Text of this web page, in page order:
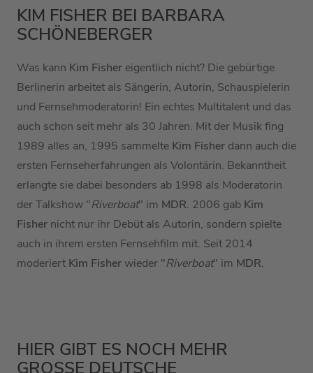
KIM FISHER BEI BARBARA
SCHÖNEBERGER
Was kann Kim Fisher eigentlich nicht? Die gebürtige
Berlinerin arbeitet als Sängerin, Autorin, Schauspielerin
und Fernsehmoderatorin! Ein echtes Multitalent und das
auch schon seit mehr als 30 Jahren. Mit der Musik fing
1989 alles an, 1995 sammelte Kim Fisher dann auch die
ersten Fernseherfahrungen als Volontärin. Bekanntheit
erlangte sie dabei besonders ab 1998 als Moderatorin
der Talkshow "Riverboat" im MDR. 2006 gab Kim
Fisher nicht nur ihr Debüt als Autorin, sondern spielte
auch in ihrem ersten Fernsehfilm mit. Seit 2014
moderiert Kim Fisherwieder "Riverboat" im MDR.
HIER GIBT ES NOCH MEHR
GROSSE DEUTSCHE M